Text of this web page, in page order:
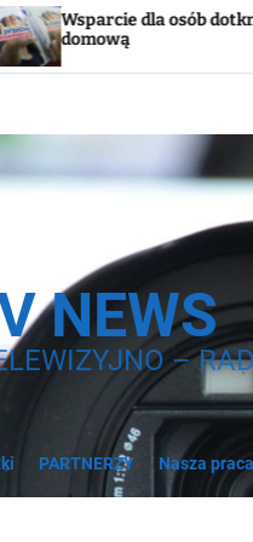
dotkniętych przemocą
NEWS
–
PARTNERZY Nasza praca